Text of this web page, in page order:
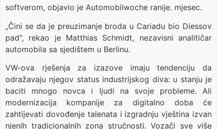
softverom, objavio je Automobilwoche ranije. mjesec.
„Čini se da je preuzimanje broda u Cariadu bio Diessov
pad“, rekao je Matthias Schmidt, nezavisni analitičar
automobila sa sjedištem u Berlinu.
VW-ova rješenja za izazove imaju tendenciju da
odražavaju njegov status industrijskog diva: u stanju je
baciti mnogo novca i ljudi na svoje probleme. Ali
modernizacija kompanije za digitalno doba će
zahtijevati dovođenje talenata i izgradnju vještina izvan
njenih tradicionalnih zona stručnosti. Vozači sve više